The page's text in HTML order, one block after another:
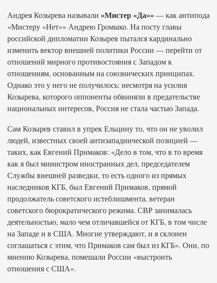
Андрея Козырева называли «Мистер «Да»»— как антипода
«Мистеру «Нет»» Андрею Громыко. На посту главы
российской дипломатии Козырев пытался кардинально
изменить вектор внешней политики России — перейти от
отношений мирного противостояния с Западом к
отношениям, основанным на союзнических принципах.
Однако это у него не получилось: несмотря на усилия
Козырева, которого оппоненты обвиняли в предательстве
национальных интересов, Россия не стала частью Запада.
Сам Козырев ставил в упрек Ельцину то, что он не уволил
людей, известных своей антизападнической позицией —
таких, как Евгений Примаков: «Дело в том, что в то время
как я был министром иностранных дел, председателем
Службы внешней разведки, то есть одного из прямых
наследников КГБ, был Евгений Примаков, прямой
продолжатель советского истеблишмента, ветеран
советского бюрократического режима. СВР занималась
деятельностью, мало чем отличавшейся от КГБ, в том числе
на Западе и в США. Многие утверждают, и я склонен
соглашаться с этим, что Примаков сам был из КГБ». Они, по
мнению Козырева, помешали России «выстроить
отношения с США».